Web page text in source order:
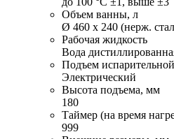
Объем ванны, л
Ø 460 х 240 (нерж.
Рабочая жидкость
Вода
Подъем
Электрический
Высота подъема, мм
180
Таймер (на время
999